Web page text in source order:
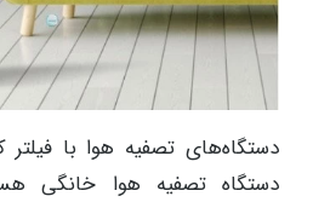
دستگاه‌های تصفیه هوا با فیلتر
دستگاه تصفیه هوا خانگی